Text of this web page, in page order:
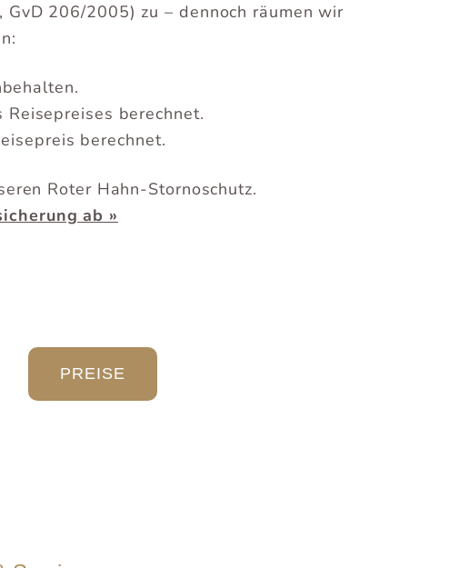
206/2005) zu – dennoch räumen wir
berechnet.
berechnet.
Roter Hahn-Stornoschutz.
ab »
PREISE